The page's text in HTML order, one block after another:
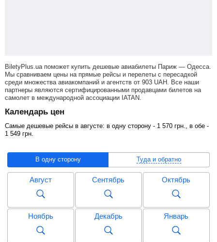
BiletyPlus.ua поможет купить дешевые авиабилеты Париж — Одесса.
Мы сравниваем цены на прямые рейсы и перелеты с пересадкой
среди множества авиакомпаний и агентств от 903 UAH . Все наши
партнеры являются сертифицированными продавцами билетов на
самолет в международной ассоциации IATAN.
Календарь цен
Самые дешевые рейсы в августе: в одну сторону - 1 570 грн ., в обе -
1 549 грн
В одну сторону Туда и обратно
Август Сентябрь Октябрь
Ноябрь Декабрь Январь